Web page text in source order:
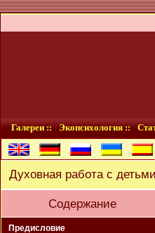
Галереи :: Экопсихология ::
Духовная работа с детьми
Содержание
Предисловие